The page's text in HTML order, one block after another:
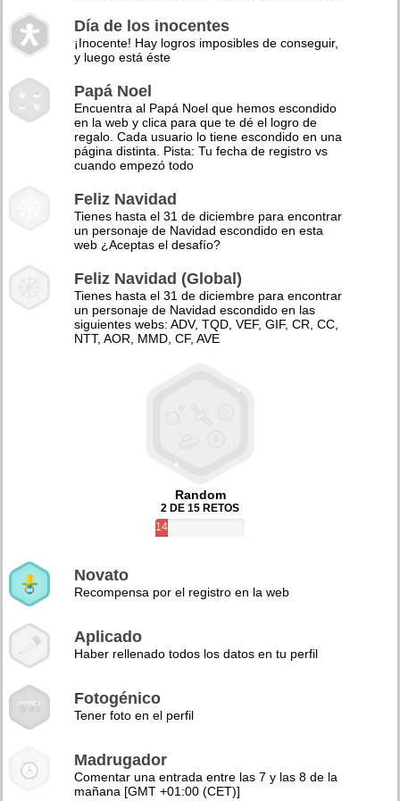
Día de los inocentes
¡Inocente! Hay logros imposibles de conseguir,
y luego está éste
Papá Noel
Encuentra al Papá Noel que hemos escondido
en la web y clica para que te dé el logro de
regalo. Cada usuario lo tiene escondido en una
página distinta. Pista: Tu fecha de registro vs
cuando empezó todo
Feliz Navidad
Tienes hasta el 31 de diciembre para encontrar
un personaje de Navidad escondido en esta
web ¿Aceptas el desafío?
Feliz Navidad (Global)
Tienes hasta el 31 de diciembre para encontrar
un personaje de Navidad escondido en las
siguientes webs: ADV, TQD, VEF, GIF, CR, CC,
NTT, AOR, MMD, CF, AVE
Random
2 DE 15 RETOS
14%
Novato
Recompensa por el registro en la web
Aplicado
Haber rellenado todos los datos en tu perfil
Fotogénico
Tener foto en el perfil
Madrugador
Comentar una entrada entre las 7 y las 8 de la
mañana [GMT +01:00 (CET)]